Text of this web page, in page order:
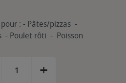
: - Pâtes/pizzas -
- Poulet rôti - Poisson
+